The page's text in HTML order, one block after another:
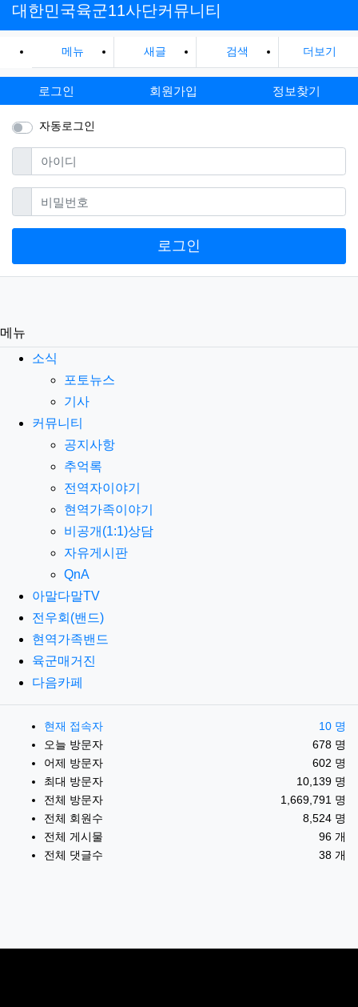
대한민국육군11사단커뮤니티
메뉴 새글 검색 더보기
로그인 회원가입 정보찾기
자동로그인
아이디필수
비밀번호필수
로그인
메뉴
소식
포토뉴스
기사
커뮤니티
공지사항
추억록
전역자이야기
현역가족이야기
비공개(1:1)상담
자유게시판
QnA
아말다말TV
전우회(밴드)
현역가족밴드
육군매거진
다음카페
현재 접속자
10 명
오늘 방문자
678 명
어제 방문자
602 명
최대 방문자
10,139 명
전체 방문자
1,669,791 명
전체 회원수
8,524 명
전체 게시물
96 개
전체 댓글수
38 개